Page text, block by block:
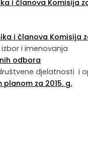
i članova Komisija
i članova Komisija
izbor i imenovanja
odbora
djelatnosti i
za 2015. g.